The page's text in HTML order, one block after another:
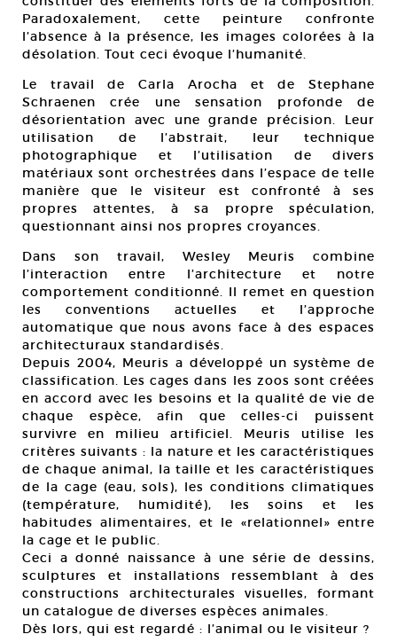
Paradoxalement, cette peinture confronte
l’absence à la présence, les images colorées à la
désolation. Tout ceci évoque l’humanité.
Le travail de Carla Arocha et de Stephane
Schraenen crée une sensation profonde de
désorientation avec une grande précision. Leur
utilisation de l’abstrait, leur technique
photographique et l’utilisation de divers
matériaux sont orchestrées dans l’espace de telle
manière que le visiteur est confronté à ses
propres attentes, à sa propre spéculation,
questionnant ainsi nos propres croyances.
Dans son travail, Wesley Meuris combine
l’interaction entre l’architecture et notre
comportement conditionné. Il remet en question
les conventions actuelles et l’approche
automatique que nous avons face à des espaces
architecturaux standardisés.
Depuis 2004, Meuris a développé un système de
classification. Les cages dans les zoos sont créées
en accord avec les besoins et la qualité de vie de
chaque espèce, afin que celles-ci puissent
survivre en milieu artificiel. Meuris utilise les
critères suivants : la nature et les caractéristiques
de chaque animal, la taille et les caractéristiques
de la cage (eau, sols), les conditions climatiques
(température, humidité), les soins et les
habitudes alimentaires, et le «relationnel» entre
la cage et le public.
Ceci a donné naissance à une série de dessins,
sculptures et installations ressemblant à des
constructions architecturales visuelles, formant
un catalogue de diverses espèces animales.
Dès lors, qui est regardé : l’animal ou le visiteur ?